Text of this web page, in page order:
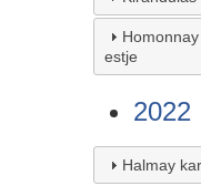
estje
2022
Halmay